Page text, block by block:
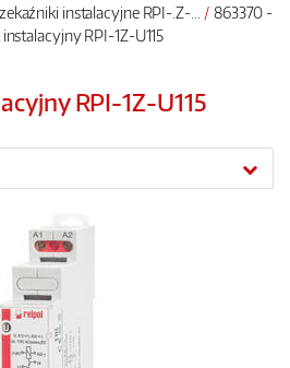
instalacyjne RPI-.Z-...
863370 -
RPI-1Z-U115
RPI-1Z-U115